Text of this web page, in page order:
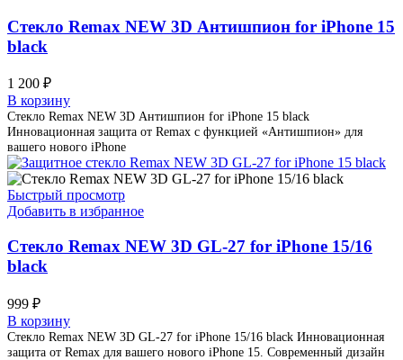
Стекло Remax NEW 3D Антишпион for iPhone 15
black
1 200 ₽
В корзину
Стекло Remax NEW 3D Антишпион for iPhone 15 black
Инновационная защита от Remax с функцией «Антишпион» для
вашего нового iPhone
Быстрый просмотр
Добавить в избранное
Стекло Remax NEW 3D GL-27 for iPhone 15/16
black
999 ₽
В корзину
Стекло Remax NEW 3D GL-27 for iPhone 15/16 black Инновационная
защита от Remax для вашего нового iPhone 15. Современный дизайн